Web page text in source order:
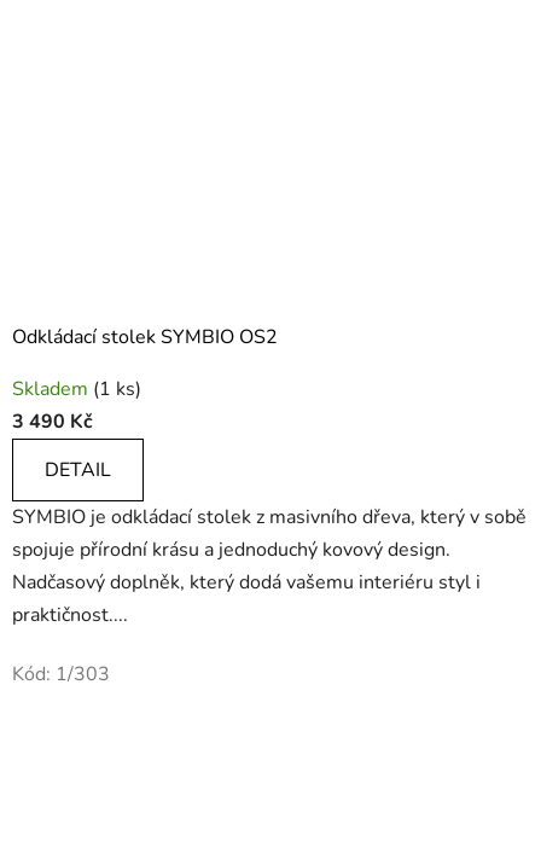
Odkládací stolek SYMBIO OS2
hodnocení
produktu
5,0
z
5
hvězdiček.
Skladem (1 ks)
3 490 Kč
DETAIL
SYMBIO je odkládací stolek z masivního dřeva, který v sobě
spojuje přírodní krásu a jednoduchý kovový design.
Nadčasový doplněk, který dodá vašemu interiéru styl i
praktičnost....
Kód: 1/303